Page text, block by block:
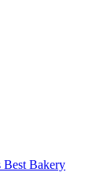
Best Bakery